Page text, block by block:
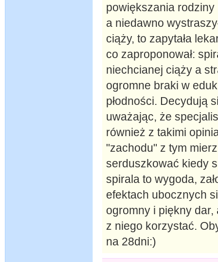
powiększania
a niedawno
ciąży, to zapytała
co zaproponował:
niechcianej ciąży a
ogromne braki w
płodności. Decydują
uważając, że
również z takimi
"zachodu" z tym
serduszkować kiedy
spirala to wygoda,
efektach ubocznych
ogromny i piękny
z niego korzystać.
na 28dni:)